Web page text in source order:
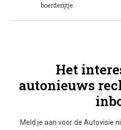
boerderijtje.
Het
autonieuws
Meld je aan voor de Autovisie